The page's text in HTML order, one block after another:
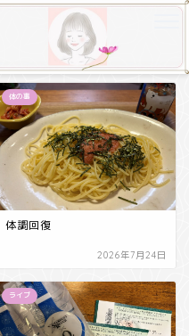
体の事
体調回復
2026年7月24日
ライブ